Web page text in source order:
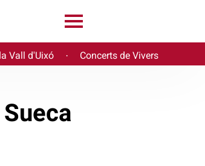
Vall d'Uixó · Concerts de Vivers